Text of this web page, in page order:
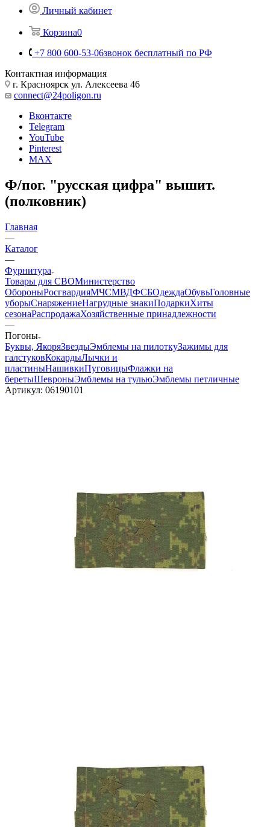
Личный кабинет
Корзина0
+7 800 600-53-06звонок бесплатный по РФ
Контактная информация
г. Красноярск ул. Алексеева 46
connect@24poligon.ru
Вконтакте
Telegram
YouTube
Pinterest
MAX
Ф/пог. "русская цифра" вышит.
(полковник)
Главная
—
Каталог
—
Фурнитура
Товары для СВОМинистерство
ОбороныРосгвардияМЧСМВДФСБОдеждаОбувьГоловные
уборыСнаряжениеНагрудные знакиПодаркиХиты
сезонаРаспродажаХозяйственные принадлежности
—
Погоны
Буквы, ЯкоряЗвездыЭмблемы на пилоткуЗажимы для
галстуковКокардыЛычки и
пластиныНашивкиПуговицыФлажки на
беретыШевроныЭмблемы на тульюЭмблемы петличные
Артикул: 06190101